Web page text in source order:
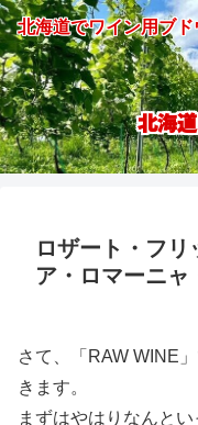
北海道でワイン用ブ
北海
ロザート・フリ
ア・ロマーニャ
さて、「RAW WINE
きます。
まずはやはりなんと